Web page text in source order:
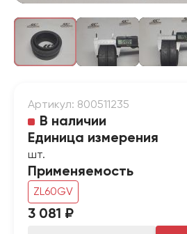
Артикул: 800511235
В наличии
Единица измерения
шт.
Применяемость
ZL60GV
3 081 ₽